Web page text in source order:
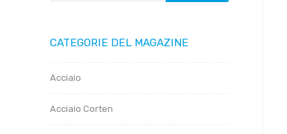
CATEGORIE DEL MAGAZINE
Acciaio
Acciaio Corten